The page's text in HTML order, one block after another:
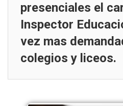
presenciales el
Inspector
vez mas
colegios y liceos.